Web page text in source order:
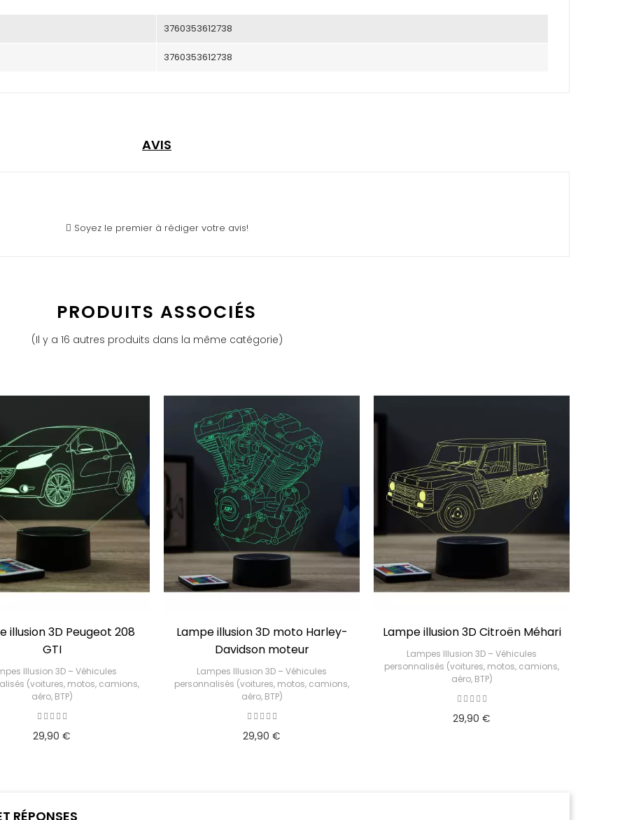
3760353612738
3760353612738
AVIS
Soyez le premier à rédiger votre avis!
PRODUITS ASSOCIÉS
(Il y a 16 autres produits dans la même catégorie)
illusion 3D Peugeot 208
GTI
Illusion 3D – Véhicules
(voitures, motos, camions,
aéro, BTP)
29,90 €
Lampe illusion 3D moto Harley-
Davidson moteur
Lampes Illusion 3D – Véhicules
personnalisés (voitures, motos, camions,
aéro, BTP)
29,90 €
Lampe illusion 3D Citroën Méhari
Lampes Illusion 3D – Véhicules
personnalisés (voitures, motos, camions,
aéro, BTP)
29,90 €
RÉPONSES